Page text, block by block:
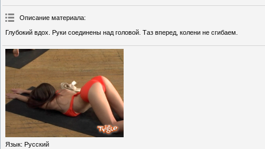
Описание материала:
Глубокий вдох. Руки соединены над головой. Таз вперед, колени не сгибаем.
Язык: Русский